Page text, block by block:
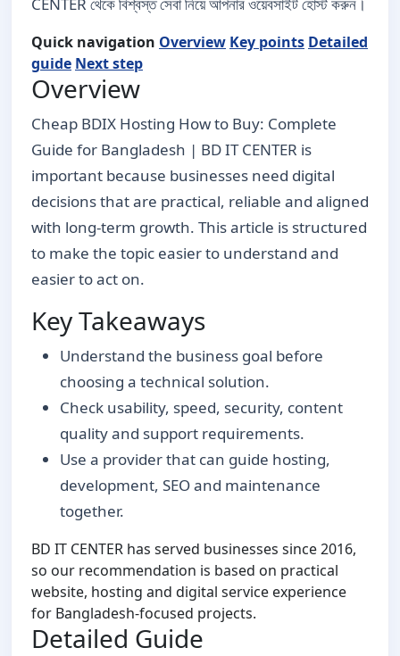
Quick navigation Overview Key points Detailed
guide Next step
Overview
Cheap BDIX Hosting How to Buy: Complete
Guide for Bangladesh | BD IT CENTER is
important because businesses need digital
decisions that are practical, reliable and aligned
with long-term growth. This article is structured
to make the topic easier to understand and
easier to act on.
Key Takeaways
Understand the business goal before
choosing a technical solution.
Check usability, speed, security, content
quality and support requirements.
Use a provider that can guide hosting,
development, SEO and maintenance
together.
BD IT CENTER has served businesses since 2016,
so our recommendation is based on practical
website, hosting and digital service experience
for Bangladesh-focused projects.
Detailed Guide